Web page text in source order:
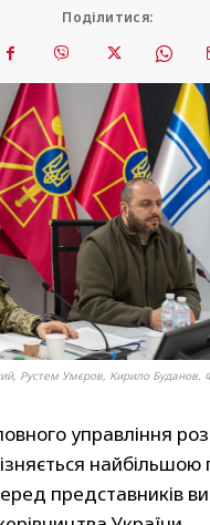
Поділитися:
Рустем Умєров, Кирило Буданов.
управління
найбільшою
представників